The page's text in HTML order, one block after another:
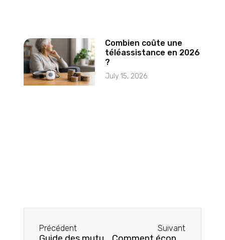
Combien coûte une
téléassistance en 2026
?
July 15, 2026
Précédent Suivant